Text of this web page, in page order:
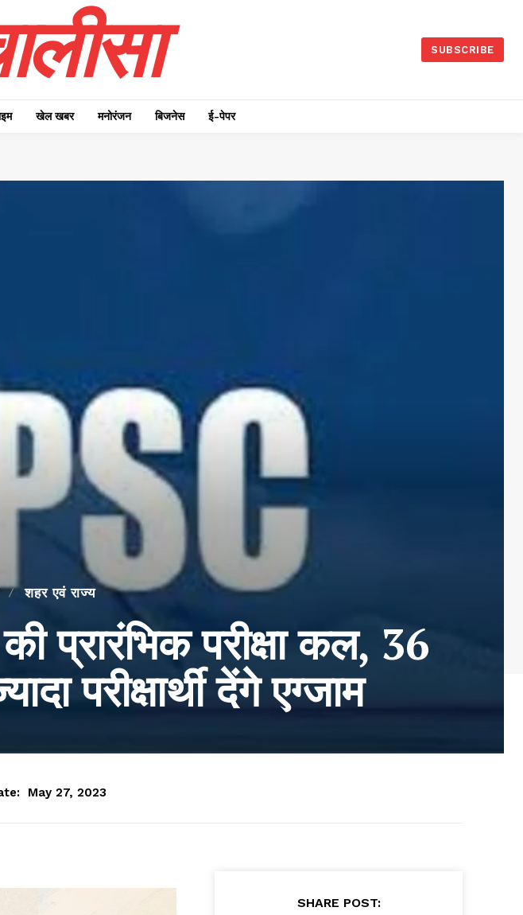
SUBSCRIBE
खेल खबर मनोरंजन बिजनेस ई-पेपर
शहर एवं राज्य
प्रारंभिक परीक्षा कल, 36
परीक्षार्थी देंगे एग्जाम
May 27, 2023
SHARE POST: